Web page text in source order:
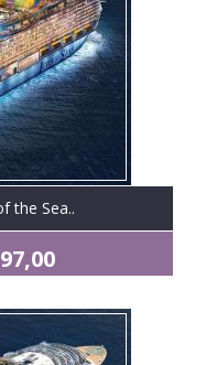
the Sea..